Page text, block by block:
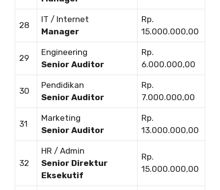
28
IT / Internet
Manager
Rp.
15.000.000,00
29
Engineering
Senior Auditor
Rp.
6.000.000,00
30
Pendidikan
Senior Auditor
Rp.
7.000.000,00
31
Marketing
Senior Auditor
Rp.
13.000.000,00
32
HR / Admin
Senior Direktur
Eksekutif
Rp.
15.000.000,00